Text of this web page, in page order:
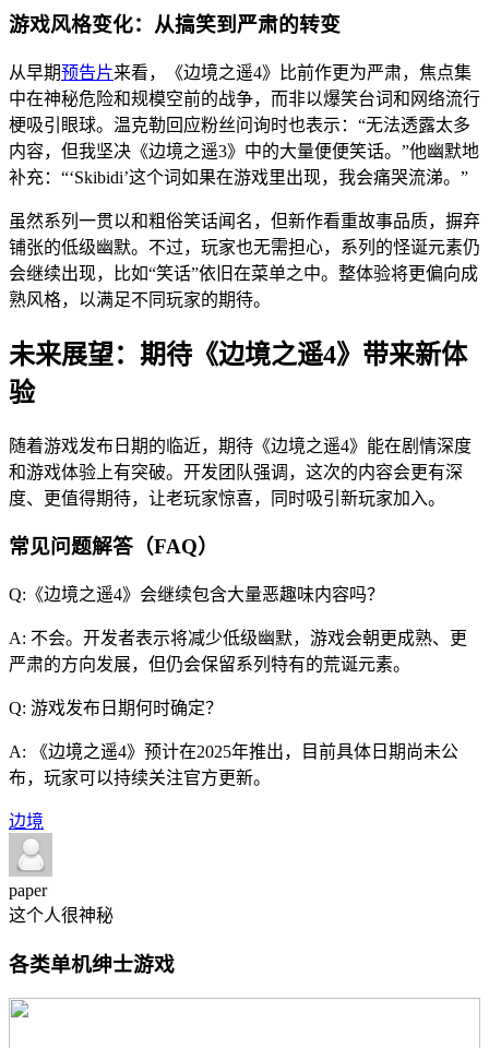
游戏风格变化：从搞笑到严肃的转变
从早期预告片来看，《边境之遥4》比前作更为严肃，焦点集
中在神秘危险和规模空前的战争，而非以爆笑台词和网络流行
梗吸引眼球。温克勒回应粉丝问询时也表示：“无法透露太多
内容，但我坚决《边境之遥3》中的大量便便笑话。”他幽默地
补充：“‘Skibidi’这个词如果在游戏里出现，我会痛哭流涕。”
虽然系列一贯以和粗俗笑话闻名，但新作看重故事品质，摒弃
铺张的低级幽默。不过，玩家也无需担心，系列的怪诞元素仍
会继续出现，比如“笑话”依旧在菜单之中。整体验将更偏向成
熟风格，以满足不同玩家的期待。
未来展望：期待《边境之遥4》带来新体
验
随着游戏发布日期的临近，期待《边境之遥4》能在剧情深度
和游戏体验上有突破。开发团队强调，这次的内容会更有深
度、更值得期待，让老玩家惊喜，同时吸引新玩家加入。
常见问题解答（FAQ）
Q:《边境之遥4》会继续包含大量恶趣味内容吗？
A: 不会。开发者表示将减少低级幽默，游戏会朝更成熟、更
严肃的方向发展，但仍会保留系列特有的荒诞元素。
Q: 游戏发布日期何时确定？
A: 《边境之遥4》预计在2025年推出，目前具体日期尚未公
布，玩家可以持续关注官方更新。
边境
paper
这个人很神秘
各类单机绅士游戏